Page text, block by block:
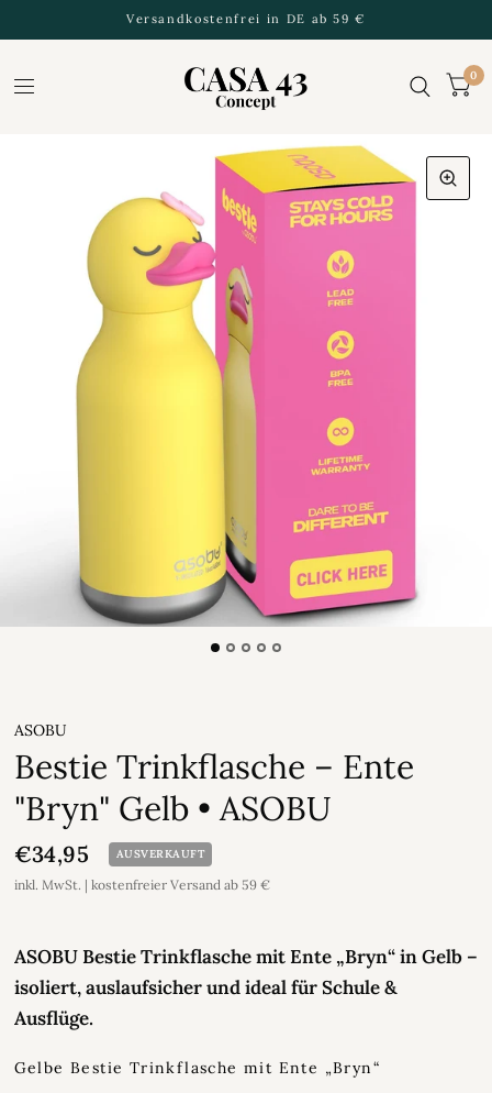
Versandkostenfrei in DE ab 59 €
0
ASOBU
Bestie Trinkflasche – Ente
"Bryn" Gelb • ASOBU
€34,95 AUSVERKAUFT
inkl. MwSt. | kostenfreier Versand ab 59 €
ASOBU Bestie Trinkflasche mit Ente „Bryn“ in Gelb –
isoliert, auslaufsicher und ideal für Schule &
Ausflüge.
Gelbe Bestie Trinkflasche mit Ente „Bryn“